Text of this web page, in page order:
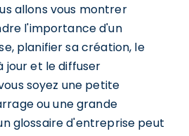
allons vous montrer
l'importance d'un
planifier sa création, le
jour et le diffuser
soyez une petite
ou une grande
glossaire d'entreprise peut